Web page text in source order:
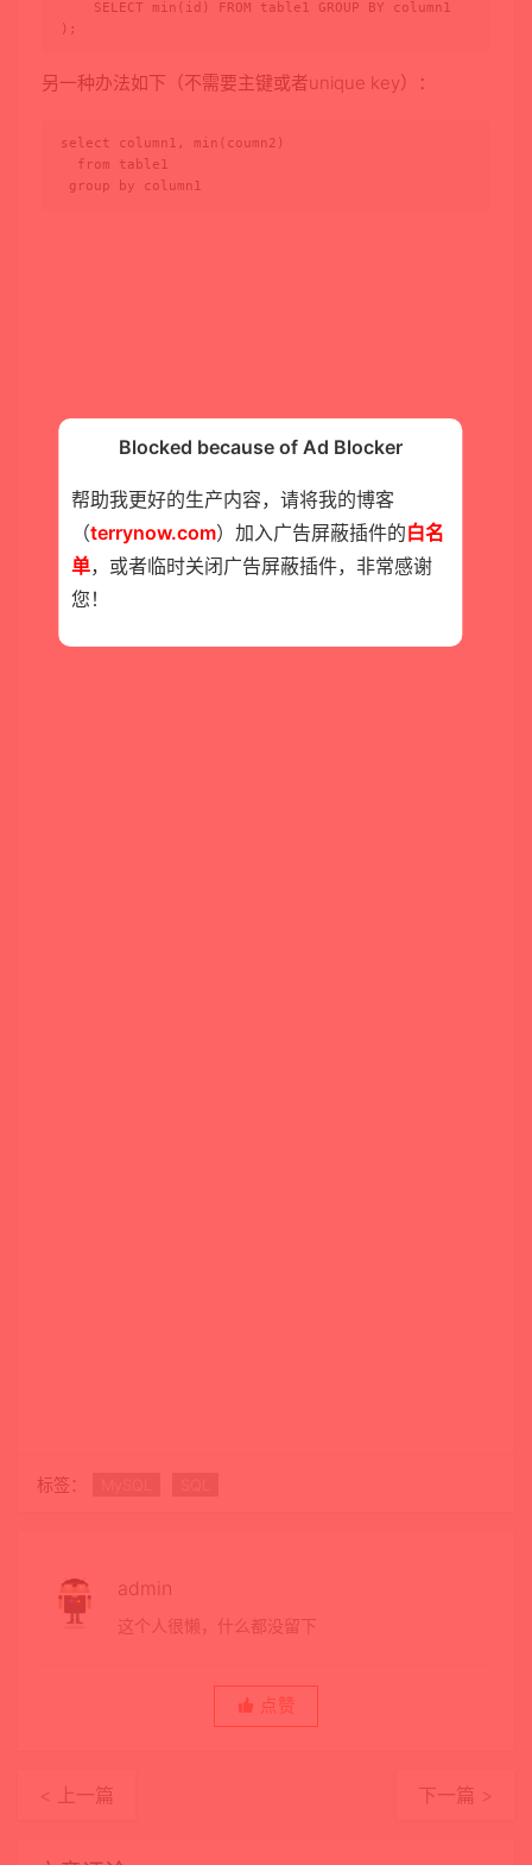
    SELECT min(id) FROM table1 GROUP BY column1
);
另一种办法如下（不需要主键或者unique key）：
select column1, min(coumn2)
  from table1
group by column1
标签：
admin
这个人很懒，什么都没留下
点赞
< 上一篇 下一篇 >
Blocked because of Ad Blocker
帮助我更好的生产内容，请将我的博客
（terrynow.com）加入广告屏蔽插件的白名
单，或者临时关闭广告屏蔽插件，非常感谢
您！